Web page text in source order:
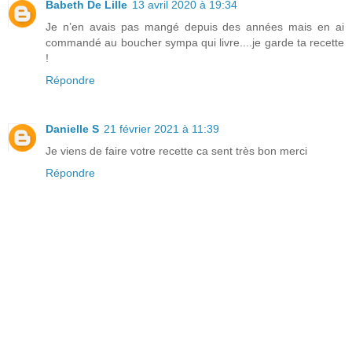
Babeth De Lille 13 avril 2020 à 19:34
Je n’en avais pas mangé depuis des années mais en ai
commandé au boucher sympa qui livre....je garde ta recette
!
Répondre
Danielle S 21 février 2021 à 11:39
Je viens de faire votre recette ca sent très bon merci
Répondre